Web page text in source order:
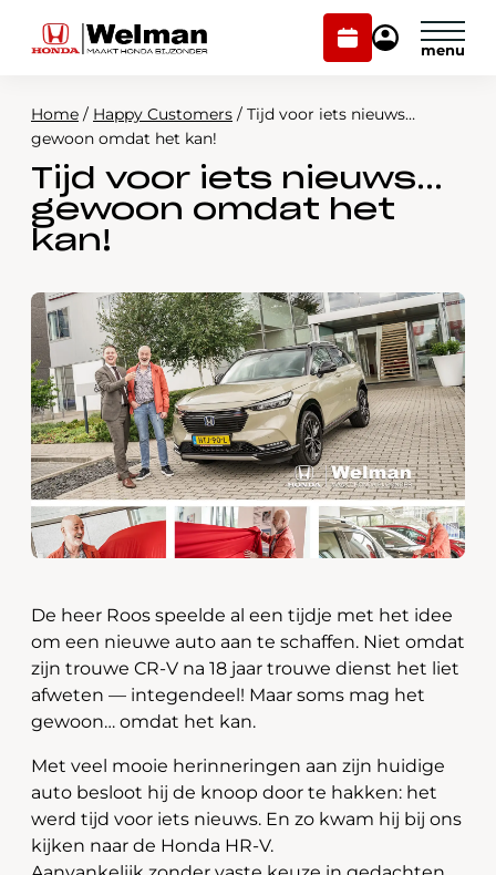
Plan
onderhoud
Mijn
Modellen
Voorraad
Onderhoud en service
Over ons
Webshop
Contact
Plan onderhoud
Home / Happy Customers / Tijd voor iets nieuws…
gewoon omdat het kan!
Tijd voor iets nieuws…
gewoon omdat het
kan!
De heer Roos speelde al een tijdje met het idee
om een nieuwe auto aan te schaffen. Niet omdat
zijn trouwe CR-V na 18 jaar trouwe dienst het liet
afweten — integendeel! Maar soms mag het
gewoon… omdat het kan.
Met veel mooie herinneringen aan zijn huidige
auto besloot hij de knoop door te hakken: het
werd tijd voor iets nieuws. En zo kwam hij bij ons
kijken naar de Honda HR-V.